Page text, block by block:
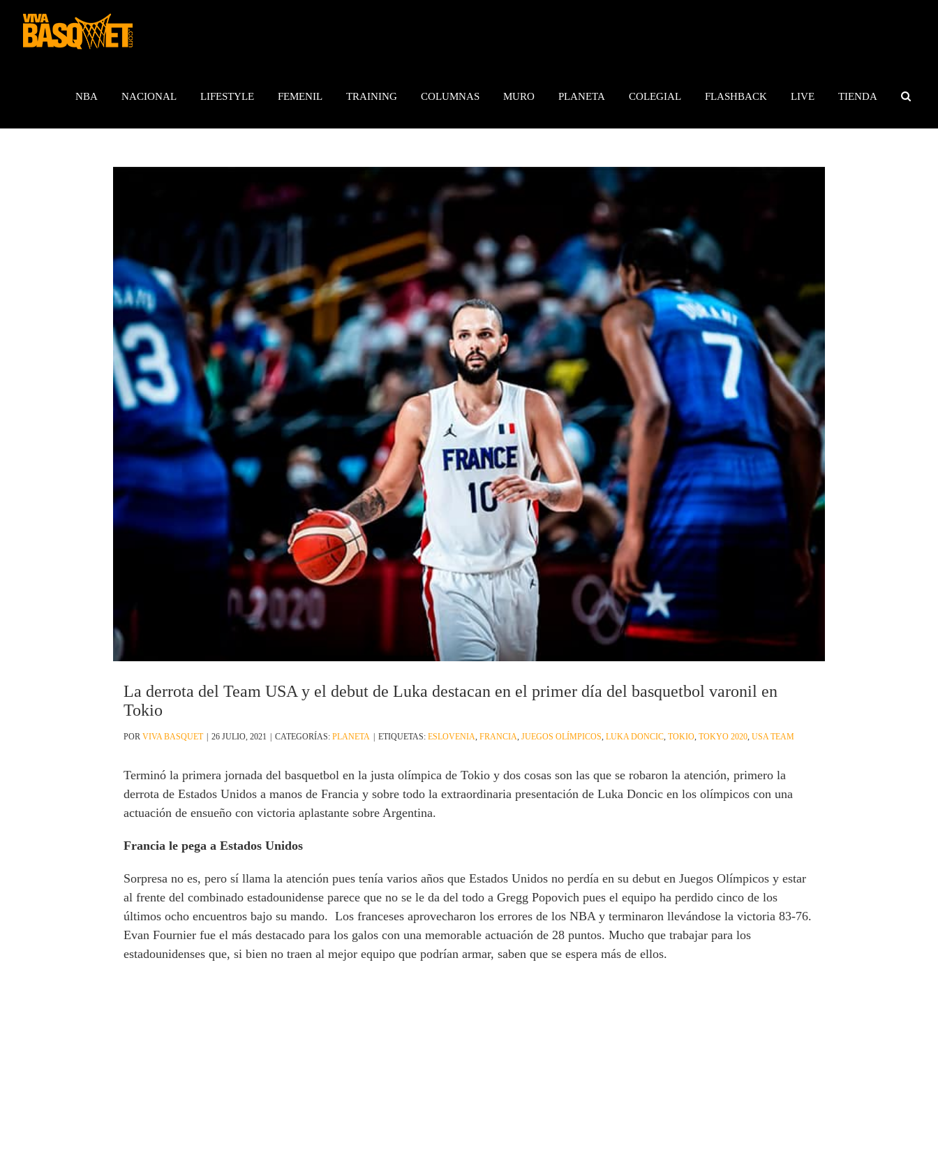
contenido
NBA NACIONAL LIFESTYLE FEMENIL TRAINING COLUMNAS MURO PLANETA COLEGIAL FLASHBACK LIVE TIENDA
La derrota del Team USA y el debut de Luka destacan en el primer día del basquetbol varonil en
Tokio
POR VIVA BASQUET 26 JULIO, 2021 CATEGORÍAS: PLANETA ETIQUETAS: ESLOVENIA, FRANCIA, JUEGOS OLÍMPICOS, LUKA DONCIC, TOKIO, TOKYO 2020, USA TEAM
Terminó la primera jornada del basquetbol en la justa olímpica de Tokio y dos cosas son las que se robaron la atención, primero la
derrota de Estados Unidos a manos de Francia y sobre todo la extraordinaria presentación de Luka Doncic en los olímpicos con una
actuación de ensueño con victoria aplastante sobre Argentina.
Francia le pega a Estados Unidos
Sorpresa no es, pero sí llama la atención pues tenía varios años que Estados Unidos no perdía en su debut en Juegos Olímpicos y estar
al frente del combinado estadounidense parece que no se le da del todo a Gregg Popovich pues el equipo ha perdido cinco de los
últimos ocho encuentros bajo su mando. Los franceses aprovecharon los errores de los NBA y terminaron llevándose la victoria 83-76.
Evan Fournier fue el más destacado para los galos con una memorable actuación de 28 puntos. Mucho que trabajar para los
estadounidenses que, si bien no traen al mejor equipo que podrían armar, saben que se espera más de ellos.